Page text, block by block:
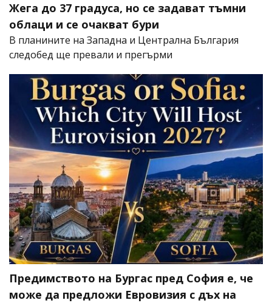
Жега до 37 градуса, но се задават тъмни
облаци и се очакват бури
В планините на Западна и Централна България
следобед ще превали и прегърми
Предимството на Бургас пред София е, че
може да предложи Евровизия с дъх на